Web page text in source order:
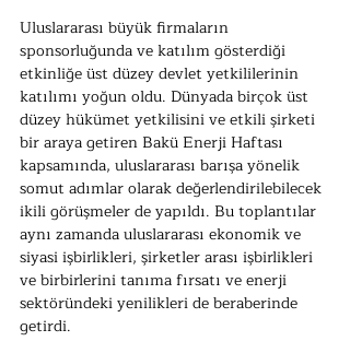
Uluslararası büyük firmaların
sponsorluğunda ve katılım gösterdiği
etkinliğe üst düzey devlet yetkililerinin
katılımı yoğun oldu. Dünyada birçok üst
düzey hükümet yetkilisini ve etkili şirketi
bir araya getiren Bakü Enerji Haftası
kapsamında, uluslararası barışa yönelik
somut adımlar olarak değerlendirilebilecek
ikili görüşmeler de yapıldı. Bu toplantılar
aynı zamanda uluslararası ekonomik ve
siyasi işbirlikleri, şirketler arası işbirlikleri
ve birbirlerini tanıma fırsatı ve enerji
sektöründeki yenilikleri de beraberinde
getirdi.